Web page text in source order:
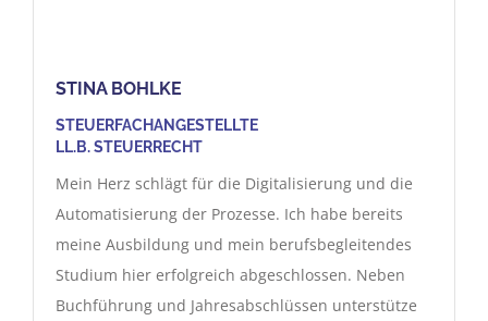
STINA BOHLKE
STEUERFACHANGESTELLTE
LL.B. STEUERRECHT
Mein Herz schlägt für die Digitalisierung und die
Automatisierung der Prozesse. Ich habe bereits
meine Ausbildung und mein berufsbegleitendes
Studium hier erfolgreich abgeschlossen. Neben
Buchführung und Jahresabschlüssen unterstütze